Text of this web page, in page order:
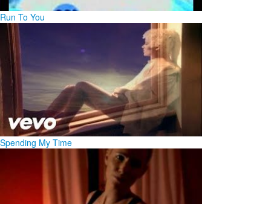
Run To You
Spending My Time